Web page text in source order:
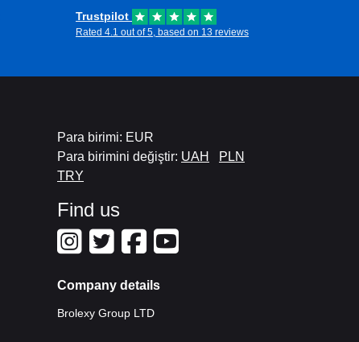
Trustpilot
Rated 4.1 out of 5, based on 13 reviews
Para birimi: EUR
Para birimini değiştir: UAH
PLN
TRY
Find us
Company details
Brolexy Group LTD